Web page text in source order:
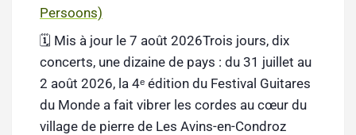
Persoons)
🗓️ Mis à jour le 7 août 2026Trois jours, dix
concerts, une dizaine de pays : du 31 juillet au
2 août 2026, la 4ᵉ édition du Festival Guitares
du Monde a fait vibrer les cordes au cœur du
village de pierre de Les Avins-en-Condroz